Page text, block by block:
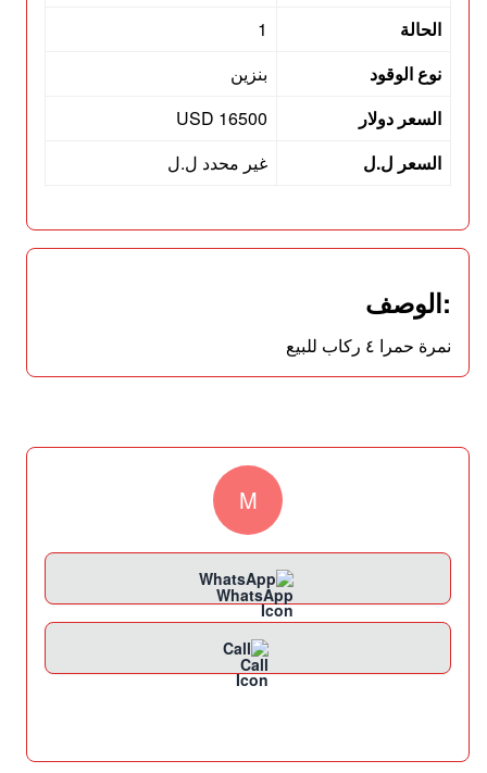
الحالة
1
نوع الوقود
بنزين
السعر دولار
16500 USD
السعر ل.ل
غير محدد ل.ل
:الوصف
نمرة حمرا ٤ ركاب للبيع
M
WhatsApp
Call